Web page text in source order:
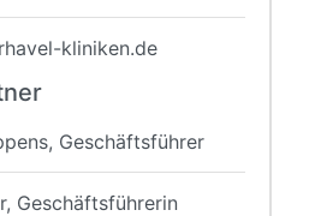
kliniken.de
Geschäftsführer
Geschäftsführerin